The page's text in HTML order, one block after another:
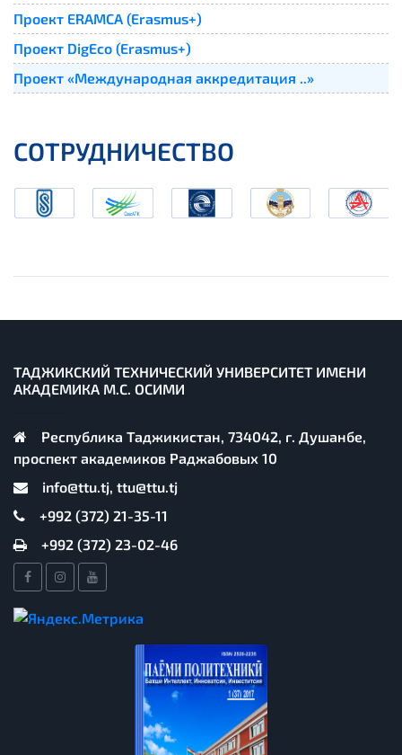
Проект ERAMCA (Erasmus+)
Проект DigEco (Erasmus+)
Проект «Международная аккредитация ..»
СОТРУДНИЧЕСТВО
ТАДЖИКСКИЙ ТЕХНИЧЕСКИЙ УНИВЕРСИТЕТ ИМЕНИ
АКАДЕМИКА М.С. ОСИМИ
Республика Таджикистан, 734042, г. Душанбе,
проспект академиков Раджабовых 10
info@ttu.tj, ttu@ttu.tj
+992 (372) 21-35-11
+992 (372) 23-02-46